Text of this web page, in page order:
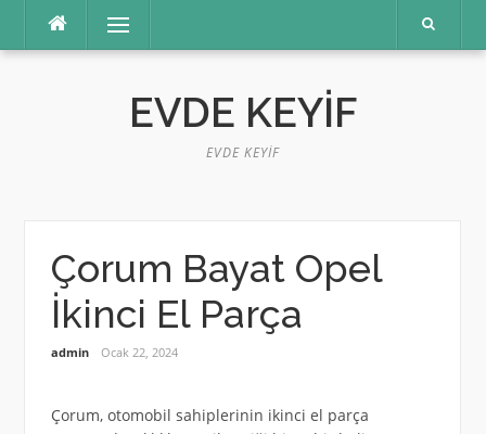
Menü
EVDE KEYIF
EVDE KEYIF
Çorum Bayat Opel
İkinci El Parça
admin Ocak 22, 2024
Çorum, otomobil sahiplerinin ikinci el parça